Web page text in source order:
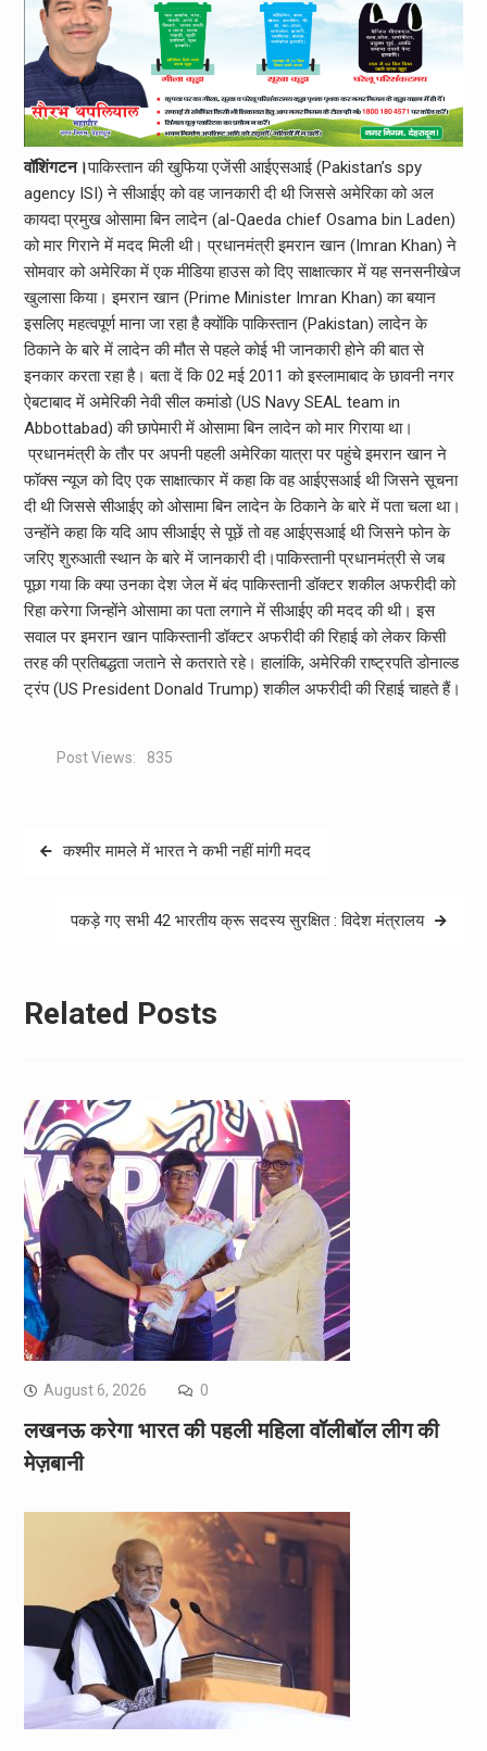
वॉशिंगटन।पाकिस्तान की खुफिया एजेंसी आईएसआई (Pakistan’s spy
agency ISI) ने सीआईए को वह जानकारी दी थी जिससे अमेरिका को अल
कायदा प्रमुख ओसामा बिन लादेन (al-Qaeda chief Osama bin Laden)
को मार गिराने में मदद मिली थी। प्रधानमंत्री इमरान खान (Imran Khan) ने
सोमवार को अमेरिका में एक मीडिया हाउस को दिए साक्षात्‍कार में यह सनसनीखेज
खुलासा किया। इमरान खान (Prime Minister Imran Khan) का बयान
इसलिए महत्‍वपूर्ण माना जा रहा है क्‍योंकि पाकिस्‍तान (Pakistan) लादेन के
ठिकाने के बारे में लादेन की मौत से पहले कोई भी जानकारी होने की बात से
इनकार करता रहा है। बता दें कि 02 मई 2011 को इस्लामाबाद के छावनी नगर
ऐबटाबाद में अमेरिकी नेवी सील कमांडो (US Navy SEAL team in
Abbottabad) की छापेमारी में ओसामा बिन लादेन को मार गिराया था।
प्रधानमंत्री के तौर पर अपनी पहली अमेरिका यात्रा पर पहुंचे इमरान खान ने
फॉक्स न्यूज को दिए एक साक्षात्कार में कहा कि वह आईएसआई थी जिसने सूचना
दी थी जिससे सीआईए को ओसामा बिन लादेन के ठिकाने के बारे में पता चला था।
उन्‍होंने कहा कि यदि आप सीआईए से पूछें तो वह आईएसआई थी जिसने फोन के
जरिए शुरुआती स्थान के बारे में जानकारी दी।पाकिस्‍तानी प्रधानमंत्री से जब
पूछा गया कि क्या उनका देश जेल में बंद पाकिस्तानी डॉक्टर शकील अफरीदी को
रिहा करेगा जिन्होंने ओसामा का पता लगाने में सीआईए की मदद की थी। इस
सवाल पर इमरान खान पाकिस्तानी डॉक्टर अफरीदी की रिहाई को लेकर किसी
तरह की प्रतिबद्धता जताने से कतराते रहे। हालांकि, अमेरिकी राष्‍ट्रपति डोनाल्‍ड
ट्रंप (US President Donald Trump) शकील अफरीदी की रिहाई चाहते हैं।
Post Views: 835
Postकश्मीर मामले में भारत ने कभी नहीं मांगी मदद
पकड़े गए सभी 42 भारतीय क्रू सदस्‍य सुरक्षित : विदेश मंत्रालय
Related Posts
August 6, 2026 0
लखनऊ करेगा भारत की पहली महिला वॉलीबॉल लीग की
मेज़बानी